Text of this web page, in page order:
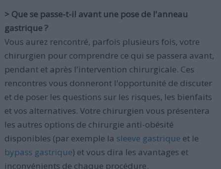
> Que se passe-t-il avant une pose de l'anneau
gastrique ?
Vous aurez rencontré, parfois plusieurs fois, votre
chirurgien pour comprendre ce qui se passera avant,
pendant et après l'intervention chirurgicale. Ces
rencontres vous donneront l'opportunité de discuter
et de poser les questions sur les risques, les bienfaits
et vos alternatives. Votre chirurgien vous présentera
les autres options de chirurgie anti-obésité
disponibles (par exemple la sleeve gastrique et le
bypass gastrique) et vous dira les avantages et
inconvénients de chaque procédure.